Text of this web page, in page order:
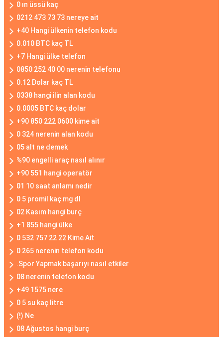
0 ın üssü kaç
0212 473 73 73 nereye ait
+40 Hangi ülkenin telefon kodu
0.010 BTC kaç TL
+7 Hangi ülke telefon
0850 252 40 00 nerenin telefonu
0.12 Dolar kaç TL
0338 hangi ilin alan kodu
0.0005 BTC kaç dolar
+90 850 222 0600 kime ait
0 324 nerenin alan kodu
05 alt ne demek
%90 engelli araç nasıl alınır
+90 551 hangi operatör
01 10 saat anlamı nedir
0 5 promil kaç mg dl
02 Kasım hangi burç
+1 855 hangi ülke
0 532 757 22 22 Kime Ait
0 265 nerenin telefon kodu
.Spor Yapmak başarıyı nasıl etkiler
08 nerenin telefon kodu
+49 1575 nere
0 5 su kaç litre
(!) Ne
08 Ağustos hangi burç